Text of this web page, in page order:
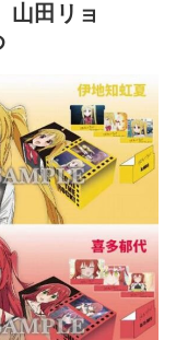
田リョ